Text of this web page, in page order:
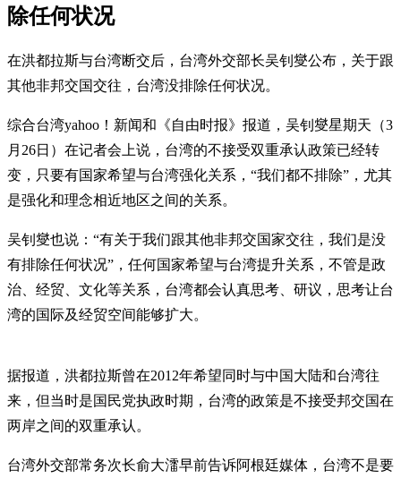
除任何状况
在洪都拉斯与台湾断交后，台湾外交部长吴钊燮公布，关于跟
其他非邦交国交往，台湾没排除任何状况。
综合台湾yahoo！新闻和《自由时报》报道，吴钊燮星期天（3
月26日）在记者会上说，台湾的不接受双重承认政策已经转
变，只要有国家希望与台湾强化关系，“我们都不排除”，尤其
是强化和理念相近地区之间的关系。
吴钊燮也说：“有关于我们跟其他非邦交国家交往，我们是没
有排除任何状况”，任何国家希望与台湾提升关系，不管是政
治、经贸、文化等关系，台湾都会认真思考、研议，思考让台
湾的国际及经贸空间能够扩大。
据报道，洪都拉斯曾在2012年希望同时与中国大陆和台湾往
来，但当时是国民党执政时期，台湾的政策是不接受邦交国在
两岸之间的双重承认。
台湾外交部常务次长俞大㵢早前告诉阿根廷媒体，台湾不是要